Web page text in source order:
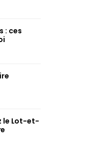
: ces
le Lot-et-